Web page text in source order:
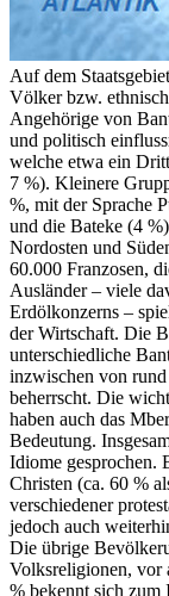
Auf dem
Völker bzw.
Angehörige von
und politisch
welche etwa ein
7 %). Kleinere
%, mit der Sprache
und die Bateke (4
Nordosten und
60.000 Franzosen,
Ausländer – viele
Erdölkonzerns –
der Wirtschaft. Die
unterschiedliche
inzwischen von
beherrscht. Die
haben auch das
Bedeutung.
Idiome gesprochen.
Christen (ca. 60 %
verschiedener
jedoch auch
Die übrige
Volksreligionen, vor
% bekennt sich zum